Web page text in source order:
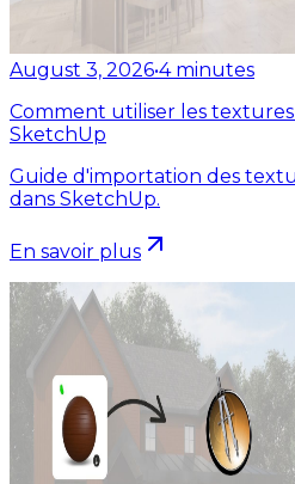
August 3, 2026•4 minutes
Comment utiliser les
SketchUp
Guide d'importation des
dans SketchUp.
En savoir plus